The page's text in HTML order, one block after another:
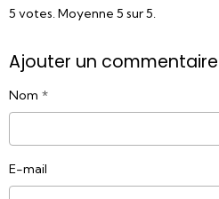
5 votes. Moyenne 5 sur 5.
Ajouter un commentaire
Nom
E-mail